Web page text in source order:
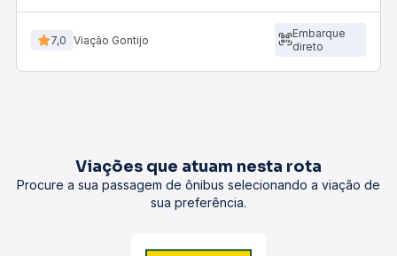
7,0 Viação Gontijo
Embarque
direto
Viações que atuam nesta rota
Procure a sua passagem de ônibus selecionando a viação de
sua preferência.